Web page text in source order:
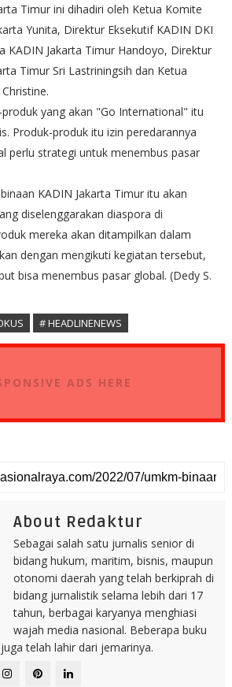
Timur ini dihadiri oleh Ketua Komite
Yunita, Direktur Eksekutif KADIN DKI
KADIN Jakarta Timur Handoyo, Direktur
Timur Sri Lastriningsih dan Ketua
yang akan "Go International" itu
Produk-produk itu izin peredarannya
perlu strategi untuk menembus pasar
KADIN Jakarta Timur itu akan
diselenggarakan diaspora di
mereka akan ditampilkan dalam
dengan mengikuti kegiatan tersebut,
bisa menembus pasar global. (Dedy S.
# HEADLINENEWS
ADS HERE
About Redaktur
Sebagai salah satu jurnalis senior di
bidang hukum, maritim, bisnis, maupun
otonomi daerah yang telah berkiprah di
bidang jurnalistik selama lebih dari 17
tahun, berbagai karyanya menghiasi
wajah media nasional. Beberapa buku
telah lahir dari jemarinya.